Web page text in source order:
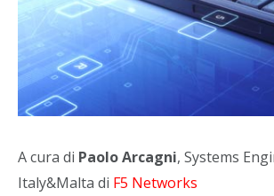
A cura di Paolo Arcagni, Systems
Italy&Malta di F5 Networks